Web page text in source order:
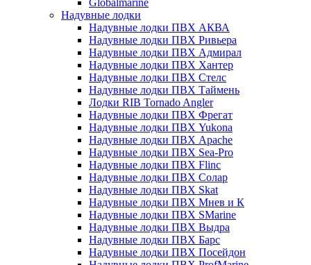
Globalmarine
Надувные лодки
Надувные лодки ПВХ АКВА
Надувные лодки ПВХ Ривьера
Надувные лодки ПВХ Адмирал
Надувные лодки ПВХ Хантер
Надувные лодки ПВХ Стелс
Надувные лодки ПВХ Таймень
Лодки RIB Tornado Angler
Надувные лодки ПВХ Фрегат
Надувные лодки ПВХ Yukona
Надувные лодки ПВХ Apache
Надувные лодки ПВХ Sea-Pro
Надувные лодки ПВХ Flinc
Надувные лодки ПВХ Солар
Надувные лодки ПВХ Skat
Надувные лодки ПВХ Мнев и К
Надувные лодки ПВХ SMarine
Надувные лодки ПВХ Выдра
Надувные лодки ПВХ Барс
Надувные лодки ПВХ Посейдон